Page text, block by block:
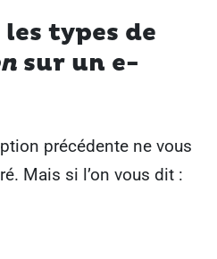
types de
sur un e-
précédente ne vous
Mais si l’on vous dit :